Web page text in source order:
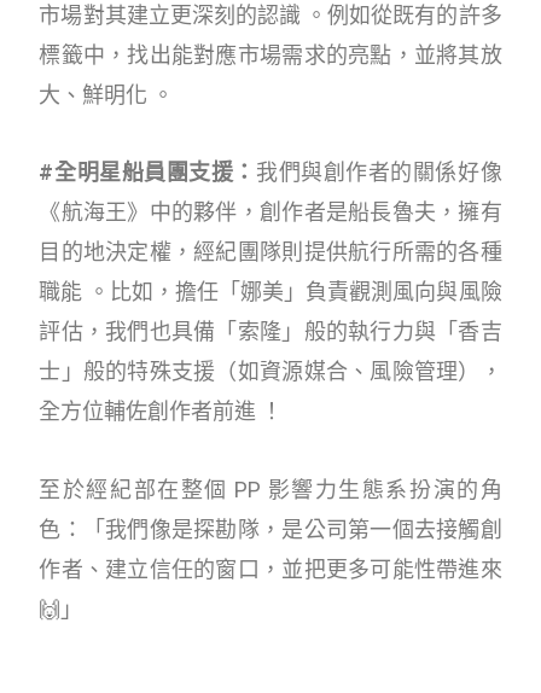
市場對其建立更深刻的認識 。例如從既有的許多
標籤中，找出能對應市場需求的亮點，並將其放
大、鮮明化 。
#全明星船員團支援： 我們與創作者的關係好像
《航海王》中的夥伴，創作者是船長魯夫，擁有
目的地決定權，經紀團隊則提供航行所需的各種
職能 。比如，擔任「娜美」負責觀測風向與風險
評估，我們也具備「索隆」般的執行力與「香吉
士」般的特殊支援（如資源媒合、風險管理），
全方位輔佐創作者前進 ！
至於經紀部在整個 PP 影響力生態系扮演的角
色：「我們像是探勘隊，是公司第一個去接觸創
作者、建立信任的窗口，並把更多可能性帶進來
🙌」